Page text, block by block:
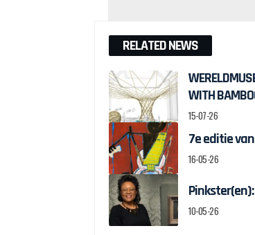
RELATED NEWS
WITH
15-07-26
7e editie
16-05-26
10-05-26